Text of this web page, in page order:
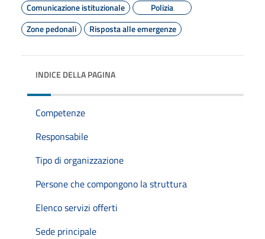
Comunicazione istituzionale
Polizia
Zone pedonali
Risposta alle emergenze
INDICE DELLA PAGINA
Competenze
Responsabile
Tipo di organizzazione
Persone che compongono la struttura
Elenco servizi offerti
Sede principale